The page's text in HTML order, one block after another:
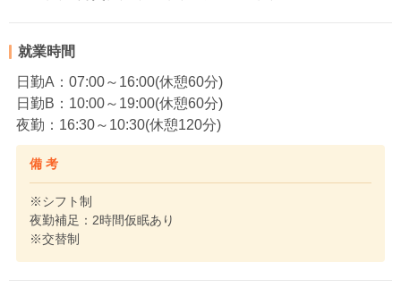
就業時間
日勤A：07:00～16:00(休憩60分)
日勤B：10:00～19:00(休憩60分)
夜勤：16:30～10:30(休憩120分)
備 考
※シフト制
夜勤補足：2時間仮眠あり
※交替制